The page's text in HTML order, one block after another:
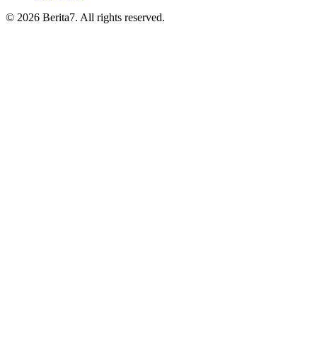
© 2026 Berita7. All rights reserved.